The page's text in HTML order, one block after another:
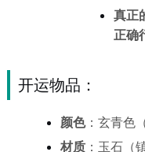
真正
正确
开运物品：
颜色：玄青色
材质：玉石（